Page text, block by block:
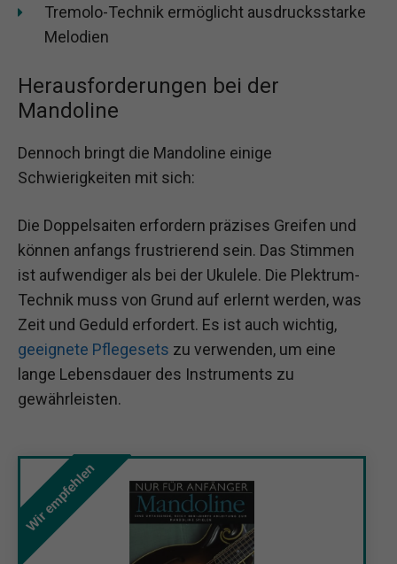
Tremolo-Technik ermöglicht ausdrucksstarke
Melodien
Herausforderungen bei der
Mandoline
Dennoch bringt die Mandoline einige
Schwierigkeiten mit sich:
Die Doppelsaiten erfordern präzises Greifen und
können anfangs frustrierend sein. Das Stimmen
ist aufwendiger als bei der Ukulele. Die Plektrum-
Technik muss von Grund auf erlernt werden, was
Zeit und Geduld erfordert. Es ist auch wichtig,
geeignete Pflegesets zu verwenden, um eine
lange Lebensdauer des Instruments zu
gewährleisten.
Wir empfehlen